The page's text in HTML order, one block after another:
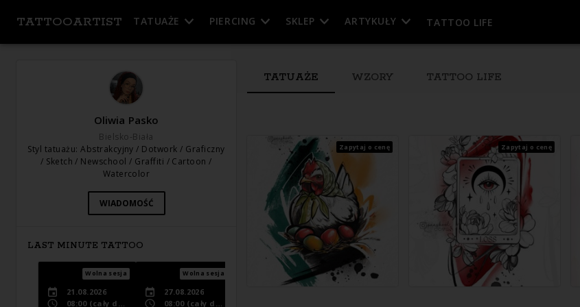
TATTOOARTIST TATUAŻE PIERCING SKLEP ARTYKUŁY TATTOO LIFE
Oliwia Pasko
Bielsko-Biała
Styl tatuażu: Abstrakcyjny / Dotwork / Graficzny
/ Sketch / Newschool / Graffiti / Cartoon /
Watercolor
WIADOMOŚĆ
LAST MINUTE TATTOO
Wolna sesja
21.08.2026
08:00(cały dzień)
Wolna sesja
27.08.2026
08:00(cały dzień)
Wolna sesja
TATUAŻE WZORY TATTOO LIFE
Zapytaj o cenę Zapytaj o cenę